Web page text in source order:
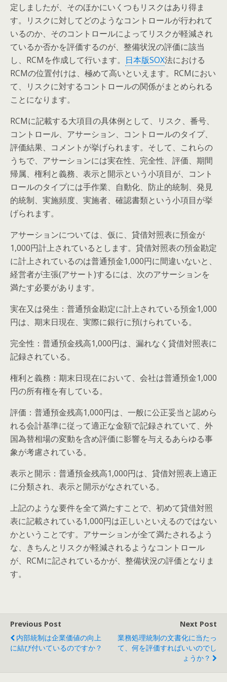
定しましたが、そのほかにいくつもリスクはあり得ま
す。リスクに対してどのようなコントロールが行われて
いるのか、そのコントロールによってリスクが軽減され
ているか否かを評価するのが、整備状況の評価に該当
し、RCMを作成して行います。 日本版SOX法における
RCMの位置付けは、極めて高いといえます。RCMにおい
て、リスクに対するコントロールの関係がまとめられる
ことになります。
RCMに記載する大項目の具体例として、リスク、番号、
コントロール、アサーション、コントロールのタイプ、
評価結果、コメントが挙げられます。そして、これらの
うちで、アサーションには実在性、完全性、評価、期間
帰属、権利と義務、表示と開示という小項目が、コント
ロールのタイプには手作業、自動化、防止的統制、発見
的統制、実施頻度、実施者、確認書類という小項目が挙
げられます。
アサーションについては、仮に、貸借対照表に預金が
1,000円計上されているとします。貸借対照表の預金勘定
に計上されているのは普通預金1,000円に間違いないと、
経営者が主張(アサート)するには、次のアサーションを
満たす必要があります。
実在又は発生：普通預金勘定に計上されている預金1,000
円は、期末日現在、実際に銀行に預けられている。
完全性：普通預金残高1,000円は、漏れなく貸借対照表に
記録されている。
権利と義務：期末日現在において、会社は普通預金1,000
円の所有権を有している。
評価：普通預金残高1,000円は、一般に公正妥当と認めら
れる会計基準に従って適正な金額で記録されていて、外
国為替相場の変動を含め評価に影響を与えるあらゆる事
象が考慮されている。
表示と開示：普通預金残高1,000円は、貸借対照表上適正
に分類され、表示と開示がなされている。
上記のような要件を全て満たすことで、初めて貸借対照
表に記載されている1,000円は正しいといえるのではない
かということです。アサーションが全て満たされるよう
な、きちんとリスクが軽減されるようなコントロール
が、RCMに記されているかが、整備状況の評価となりま
す。
Previous Post
内部統制は企業価値の向上
に結び付いているのですか？
Next Post
業務処理統制の文書化に当たっ
て、何を評価すればいいのでし
ょうか？